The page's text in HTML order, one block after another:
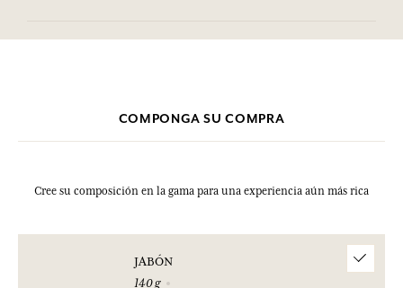
COMPONGA SU COMPRA
Cree su composición en la gama para una experiencia aún más rica
JABÓN
140 g